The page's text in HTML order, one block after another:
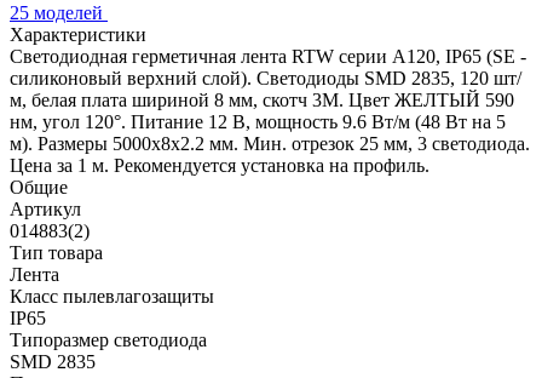
25 моделей
Характеристики
Светодиодная герметичная лента RTW серии A120, IP65 (SE -
силиконовый верхний слой). Светодиоды SMD 2835, 120 шт/
м, белая плата шириной 8 мм, скотч 3M. Цвет ЖЕЛТЫЙ 590
нм, угол 120°. Питание 12 В, мощность 9.6 Вт/м (48 Вт на 5
м). Размеры 5000x8x2.2 мм. Мин. отрезок 25 мм, 3 светодиода.
Цена за 1 м. Рекомендуется установка на профиль.
Общие
Артикул
014883(2)
Тип товара
Лента
Класс пылевлагозащиты
IP65
Типоразмер светодиода
SMD 2835